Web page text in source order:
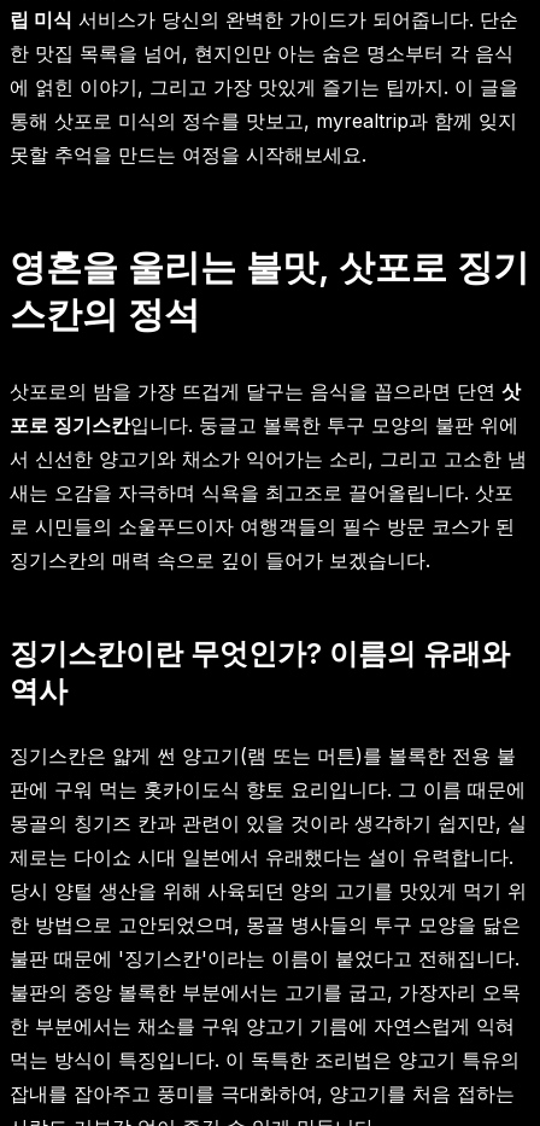
립 미식 서비스가 당신의 완벽한 가이드가 되어줍니다. 단순
한 맛집 목록을 넘어, 현지인만 아는 숨은 명소부터 각 음식
에 얽힌 이야기, 그리고 가장 맛있게 즐기는 팁까지. 이 글을
통해 삿포로 미식의 정수를 맛보고, myrealtrip과 함께 잊지
못할 추억을 만드는 여정을 시작해보세요.
영혼을 울리는 불맛, 삿포로 징기
스칸의 정석
삿포로의 밤을 가장 뜨겁게 달구는 음식을 꼽으라면 단연 삿
포로 징기스칸입니다. 둥글고 볼록한 투구 모양의 불판 위에
서 신선한 양고기와 채소가 익어가는 소리, 그리고 고소한 냄
새는 오감을 자극하며 식욕을 최고조로 끌어올립니다. 삿포
로 시민들의 소울푸드이자 여행객들의 필수 방문 코스가 된
징기스칸의 매력 속으로 깊이 들어가 보겠습니다.
징기스칸이란 무엇인가? 이름의 유래와
역사
징기스칸은 얇게 썬 양고기(램 또는 머튼)를 볼록한 전용 불
판에 구워 먹는 홋카이도식 향토 요리입니다. 그 이름 때문에
몽골의 칭기즈 칸과 관련이 있을 것이라 생각하기 쉽지만, 실
제로는 다이쇼 시대 일본에서 유래했다는 설이 유력합니다.
당시 양털 생산을 위해 사육되던 양의 고기를 맛있게 먹기 위
한 방법으로 고안되었으며, 몽골 병사들의 투구 모양을 닮은
불판 때문에 '징기스칸'이라는 이름이 붙었다고 전해집니다.
불판의 중앙 볼록한 부분에서는 고기를 굽고, 가장자리 오목
한 부분에서는 채소를 구워 양고기 기름에 자연스럽게 익혀
먹는 방식이 특징입니다. 이 독특한 조리법은 양고기 특유의
잡내를 잡아주고 풍미를 극대화하여, 양고기를 처음 접하는